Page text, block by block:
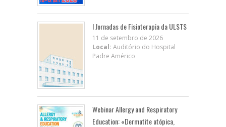
I Jornadas de Fisioterapia da ULSTS
11 de setembro de 2026
Local: Auditório do Hospital
Padre Américo
Webinar Allergy and Respiratory
Education: «Dermatite atópica,